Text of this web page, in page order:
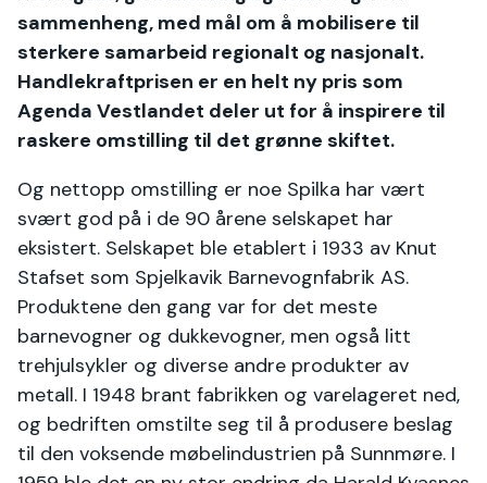
sammenheng, med mål om å mobilisere til
sterkere samarbeid regionalt og nasjonalt.
Handlekraftprisen er en helt ny pris som
Agenda Vestlandet deler ut for å inspirere til
raskere omstilling til det grønne skiftet.
Og nettopp omstilling er noe Spilka har vært
svært god på i de 90 årene selskapet har
eksistert. Selskapet ble etablert i 1933 av Knut
Stafset som Spjelkavik Barnevognfabrik AS.
Produktene den gang var for det meste
barnevogner og dukkevogner, men også litt
trehjulsykler og diverse andre produkter av
metall. I 1948 brant fabrikken og varelageret ned,
og bedriften omstilte seg til å produsere beslag
til den voksende møbelindustrien på Sunnmøre. I